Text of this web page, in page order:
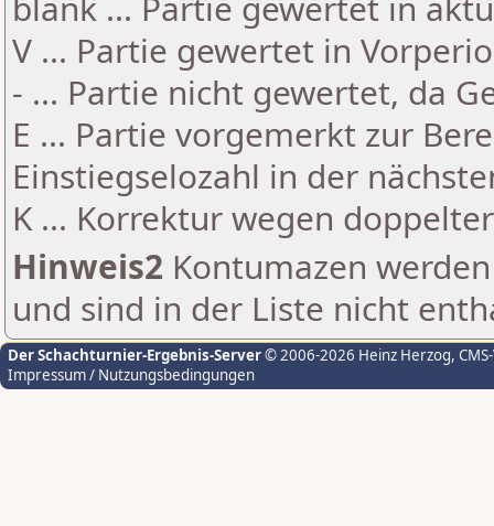
V ... Partie gewertet in
- ... Partie nicht gewertet, da
E ... Partie vorgemerkt zur
Einstiegselozahl in der
K ... Korrektur wegen
Hinweis2 Kontumazen
und sind in der Liste nicht
Der Schachturnier-Ergebnis-Server© 2006-2026 Heinz Herzog,
Impressum / Nutzungsbedingungen